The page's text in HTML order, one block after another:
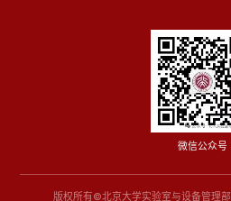
微信公众号
版权所有©北京大学实验室与设备管理部